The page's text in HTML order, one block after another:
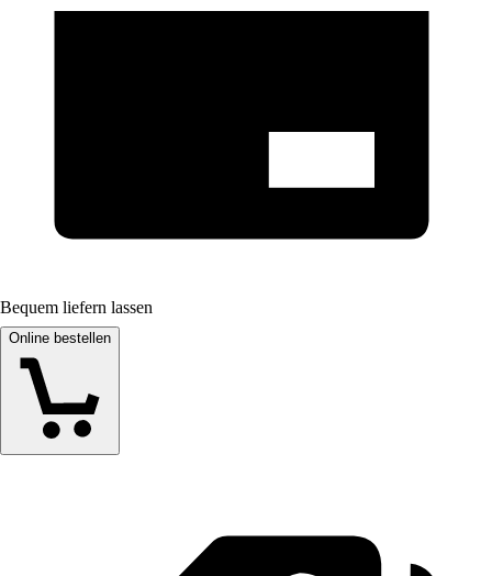
Bequem liefern lassen
Online bestellen